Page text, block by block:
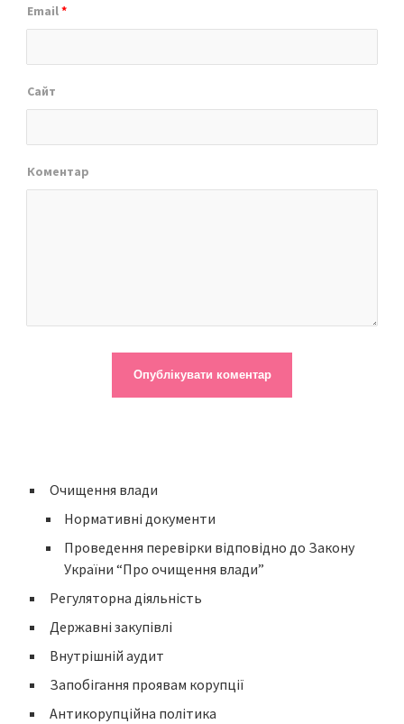
Email*
Сайт
Коментар
Очищення влади
Нормативні документи
Проведення перевірки відповідно до Закону
України “Про очищення влади”
Регуляторна діяльність
Державні закупівлі
Внутрішній аудит
Запобігання проявам корупції
Антикорупційна політика